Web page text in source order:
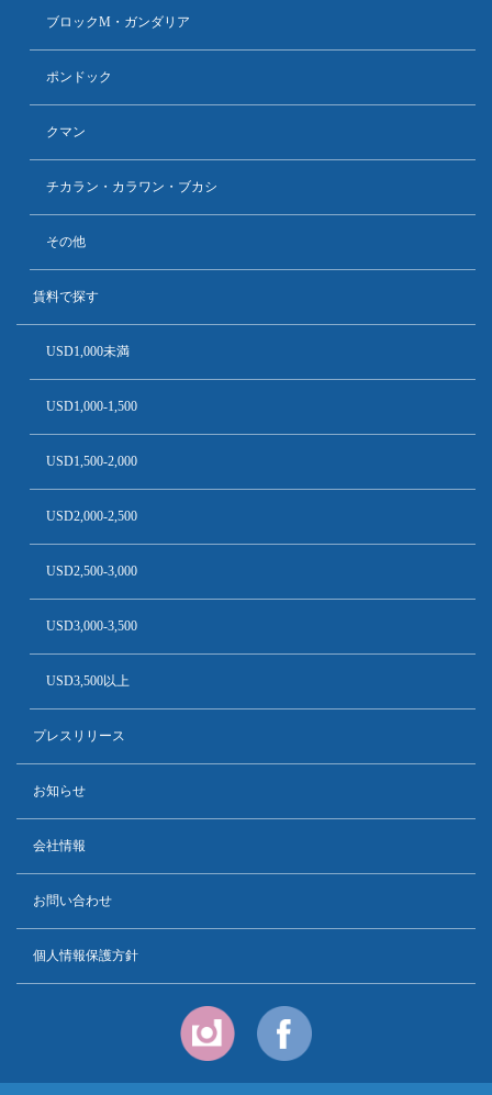
ブロックM・ガンダリア
ポンドック
クマン
チカラン・カラワン・ブカシ
その他
賃料で探す
USD1,000未満
USD1,000-1,500
USD1,500-2,000
USD2,000-2,500
USD2,500-3,000
USD3,000-3,500
USD3,500以上
プレスリリース
お知らせ
会社情報
お問い合わせ
個人情報保護方針